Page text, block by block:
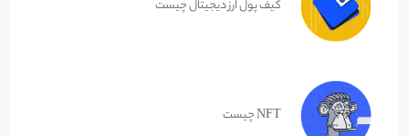
کیف پول ارز دیجیتال چیست
NFT چیست